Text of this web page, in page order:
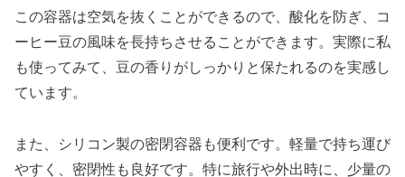
この容器は空気を抜くことができるので、酸化を防ぎ、コ
ーヒー豆の風味を長持ちさせることができます。実際に私
も使ってみて、豆の香りがしっかりと保たれるのを実感し
ています。
また、シリコン製の密閉容器も便利です。軽量で持ち運び
やすく、密閉性も良好です。特に旅行や外出時に、少量の